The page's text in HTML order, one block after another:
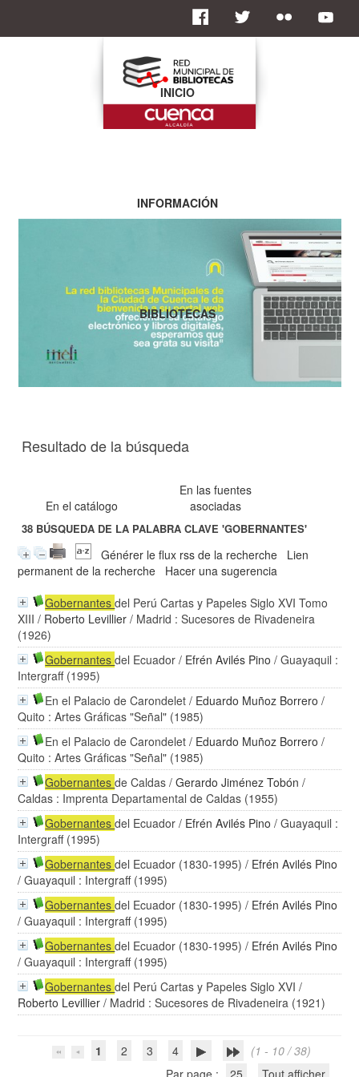
Resultado de la búsqueda
En el catálogo
En las fuentes
asociadas
38 BÚSQUEDA DE LA PALABRA CLAVE'GOBERNANTES'
Générer le flux rss de la recherche
Lien
permanent de la recherche
Hacer una sugerencia
Gobernantesdel Perú Cartas y Papeles Siglo XVI Tomo
XIII / Roberto Levillier / Madrid : Sucesores de Rivadeneira
(1926)
Gobernantesdel Ecuador / Efrén Avilés Pino / Guayaquil :
Intergraff (1995)
En el Palacio de Carondelet / Eduardo Muñoz Borrero /
Quito : Artes Gráficas "Señal" (1985)
En el Palacio de Carondelet / Eduardo Muñoz Borrero /
Quito : Artes Gráficas "Señal" (1985)
Gobernantesde Caldas /Gerardo Jiménez Tobón /
Caldas : Imprenta Departamental de Caldas (1955)
Gobernantesdel Ecuador / Efrén Avilés Pino / Guayaquil :
Intergraff (1995)
Gobernantesdel Ecuador (1830-1995) / Efrén Avilés Pino
/ Guayaquil : Intergraff (1995)
Gobernantesdel Ecuador (1830-1995) / Efrén Avilés Pino
/ Guayaquil : Intergraff (1995)
Gobernantesdel Ecuador (1830-1995) / Efrén Avilés Pino
/ Guayaquil : Intergraff (1995)
Gobernantesdel Perú Cartas y Papeles Siglo XVI /
Roberto Levillier / Madrid : Sucesores de Rivadeneira (1921)
1 2 3 4
(1 - 10 / 38)
Par page :
25 Tout afficher
INICIO
INFORMACIÓN
BIBLIOTECAS